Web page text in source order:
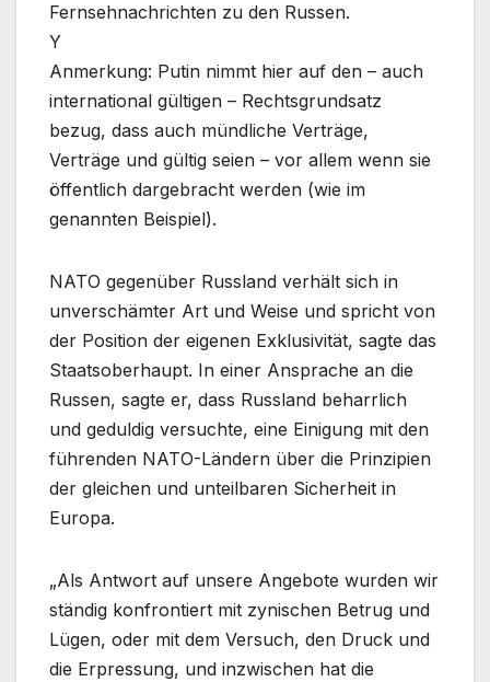
Fernsehnachrichten zu den Russen.
Y
Anmerkung: Putin nimmt hier auf den – auch
international gültigen – Rechtsgrundsatz
bezug, dass auch mündliche Verträge,
Verträge und gültig seien – vor allem wenn sie
öffentlich dargebracht werden (wie im
genannten Beispiel).
NATO gegenüber Russland verhält sich in
unverschämter Art und Weise und spricht von
der Position der eigenen Exklusivität, sagte das
Staatsoberhaupt. In einer Ansprache an die
Russen, sagte er, dass Russland beharrlich
und geduldig versuchte, eine Einigung mit den
führenden NATO-Ländern über die Prinzipien
der gleichen und unteilbaren Sicherheit in
Europa.
„Als Antwort auf unsere Angebote wurden wir
ständig konfrontiert mit zynischen Betrug und
Lügen, oder mit dem Versuch, den Druck und
die Erpressung, und inzwischen hat die